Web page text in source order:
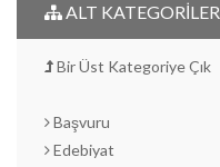
ALT KATEGORİLER
Bir Üst Kategoriye Çık
Başvuru
Edebiyat